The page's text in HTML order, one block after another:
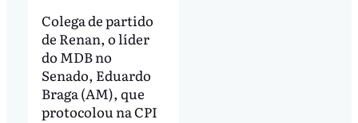
Colega de partido
de Renan, o líder
do MDB no
Senado, Eduardo
Braga (AM), que
protocolou na CPI